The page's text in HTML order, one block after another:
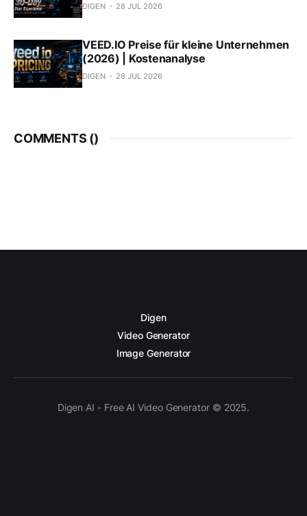
DIGEN 28 JUL 2026
VEED.IO Preise für kleine Unternehmen
(2026) | Kostenanalyse
DIGEN 28 JUL 2026
COMMENTS ()
Digen
Video Generator
Image Generator
Digen AI - Free AI Video Generator © 2025.